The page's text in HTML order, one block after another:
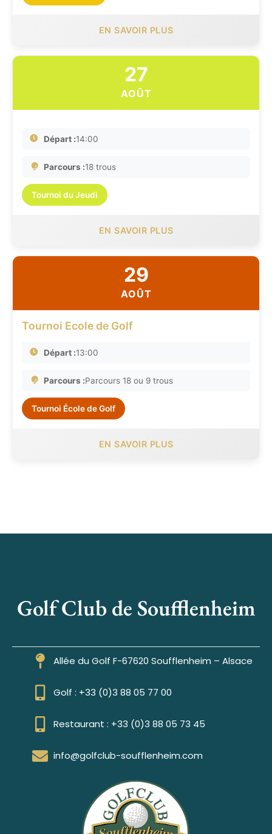
EN SAVOIR PLUS
27
AOÛT
Départ :14:00
Parcours :18 trous
Tournoi du Jeudi
EN SAVOIR PLUS
29
AOÛT
Tournoi Ecole de Golf
Départ :13:00
Parcours :Parcours 18 ou 9 trous
Tournoi École de Golf
EN SAVOIR PLUS
Golf Club de Soufflenheim
Allée du Golf F-67620 Soufflenheim – Alsace
Golf : +33 (0)3 88 05 77 00
Restaurant : +33 (0)3 88 05 73 45
info@golfclub-soufflenheim.com